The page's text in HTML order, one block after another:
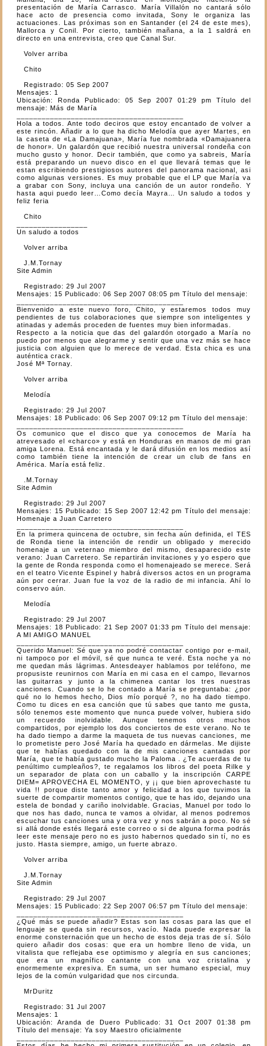
presentación de María Carrasco. María Villalón no cantará sólo
hace acto de presencia como invitada, Sony le organiza las
actuaciones. Las próximas son en Santander (el 24 de este mes),
Mallorca y Conil. Por cierto, también mañana, a la 1 saldrá en
directo en una entrevista, creo que Canal Sur.
Volver arriba
Chito
Registrado: 05 Sep 2007
Mensajes: 1
Ubicación: Ronda Publicado: 05 Sep 2007 01:29 pm Título del
mensaje: Más de María
Hola a todos. Ante todo deciros que estoy encantado de volver a
este rincón. Añadir a lo que ha dicho Melodía que ayer Martes, en
la caseta de «La Damajuana», María fue nombrada «Damajuanera
de honor». Un galardón que recibió nuestra universal rondeña con
mucho gusto y honor. Decir también, que como ya sabreis, María
está preparando un nuevo disco en el que llevará temas que le
estan escribiendo prestigiosos autores del panorama nacional, asi
como algunas versiones. Es muy probable que el LP que María va
a grabar con Sony, incluya una canción de un autor rondeño. Y
hasta aqui puedo leer…Como decía Mayra… Un saludo a todos y
feliz feria
Chito
Un saludo a todos
Volver arriba
J.M.Tornay
Site Admin
Registrado: 29 Jul 2007
Mensajes: 15 Publicado: 06 Sep 2007 08:05 pm Título del mensaje:
Bienvenido a este nuevo foro, Chito, y estaremos todos muy
pendientes de tus colaboraciones que siempre son inteligentes y
atinadas y además proceden de fuentes muy bien informadas.
Respecto a la noticia que das del galardón otorgado a María no
puedo por menos que alegrarme y sentir que una vez más se hace
justicia con alguien que lo merece de verdad. Esta chica es una
auténtica crack.
José Mª Tornay.
Volver arriba
Melodía
Registrado: 29 Jul 2007
Mensajes: 18 Publicado: 06 Sep 2007 09:12 pm Título del mensaje:
Os comunico que el disco que ya conocemos de María ha
atrevesado el «charco» y está en Honduras en manos de mi gran
amiga Lorena. Está encantada y le dará difusión en los medios así
como también tiene la intención de crear un club de fans en
América. María está feliz.
.M.Tornay
Site Admin
Registrado: 29 Jul 2007
Mensajes: 15 Publicado: 15 Sep 2007 12:42 pm Título del mensaje:
Homenaje a Juan Carretero
En la primera quincena de octubre, sin fecha aún definida, el TES
de Ronda tiene la intención de rendir un obligado y merecido
homenaje a un veternao miembro del mismo, desaparecido este
verano: Juan Carretero. Se repartirán invitaciones y yo espero que
la gente de Ronda responda como el homenajeado se merece. Será
en el teatro Vicente Espinel y habrá diversos actos en un programa
aún por cerrar. Juan fue la voz de la radio de mi infancia. Ahí lo
conservo aún.
Melodía
Registrado: 29 Jul 2007
Mensajes: 18 Publicado: 21 Sep 2007 01:33 pm Título del mensaje:
A MI AMIGO MANUEL
Querido Manuel: Sé que ya no podré contactar contigo por e-mail,
ni tampoco por el móvil, sé que nunca te veré. Esta noche ya no
me quedan más lágrimas. Antesdeayer hablamos por teléfono, me
propusiste reunirnos con María en mi casa en el campo, llevarnos
las guitarras y junto a la chimenea cantar los tres nuestras
canciones. Cuando se lo he contado a María se preguntaba: ¿por
qué no lo hemos hecho, Dios mío porqué ?, no ha dado tiempo.
Como tu dices en esa canción que tú sabes que tanto me gusta,
sólo tenemos este momento que nunca puede volver, hubiera sido
un recuerdo inolvidable. Aunque tenemos otros muchos
compartidos, por ejemplo los dos conciertos de este verano. No te
ha dado tiempo a darme la maqueta de tus nuevas canciones, me
lo prometiste pero José María ha quedado en dármelas. Me dijiste
que te habías quedado con la de mis canciones cantadas por
María, que te había gustado mucho la Paloma . ¿Te acuerdas de tu
penúltimo cumpleaños?, te regalamos los libros del poeta Rilke y
un separador de plata con un caballo y la inscripción CARPE
DIEM= APROVECHA EL MOMENTO, y ¡¡ que bien aprovechaste tu
vida !! porque diste tanto amor y felicidad a los que tuvimos la
suerte de compartir momentos contigo, que te has ido, dejando una
estela de bondad y cariño inolvidable. Gracias, Manuel por todo lo
que nos has dado, nunca te vamos a olvidar, al menos podremos
escuchar tus canciones una y otra vez y nos sabrán a poco. No sé
si allá donde estés llegará este correo o si de alguna forma podrás
leer este mensaje pero no es justo habernos quedado sin tí, no es
justo. Hasta siempre, amigo, un fuerte abrazo.
Volver arriba
J.M.Tornay
Site Admin
Registrado: 29 Jul 2007
Mensajes: 15 Publicado: 22 Sep 2007 06:57 pm Título del mensaje:
¿Qué más se puede añadir? Estas son las cosas para las que el
lenguaje se queda sin recursos, vacío. Nada puede expresar la
enorme consternación que un hecho de estos deja tras de sí. Sólo
quiero añadir dos cosas: que era un hombre lleno de vida, un
vitalista que reflejaba ese optimismo y alegría en sus canciones;
que era un magnífico cantante con una voz cristalina y
enormemente expresiva. En suma, un ser humano especial, muy
lejos de la común vulgaridad que nos circunda.
MrDuritz
Registrado: 31 Jul 2007
Mensajes: 1
Ubicación: Aranda de Duero Publicado: 31 Oct 2007 01:38 pm
Título del mensaje: Ya soy Maestro oficialmente